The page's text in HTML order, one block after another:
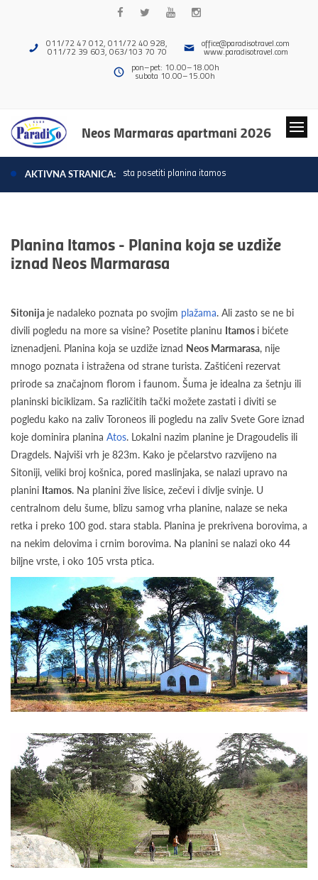
011/72 47 012, 011/72 40 928,
011/72 39 603, 063/103 70 70
office@paradisotravel.com
www.paradisotravel.com
pon–pet: 10.00–18.00h
subota 10.00–15.00h
Neos Marmaras apartmani 2026
AKTIVNA STRANICA: sta posetiti planina itamos
Planina Itamos - Planina koja se uzdiže
iznad Neos Marmarasa
Sitonija je nadaleko poznata po svojim plažama. Ali zasto se ne bi
divili pogledu na more sa visine? Posetite planinu Itamos i bićete
iznenadjeni. Planina koja se uzdiže iznad Neos Marmarasa, nije
mnogo poznata i istražena od strane turista. Zaštićeni rezervat
prirode sa značajnom florom i faunom. Šuma je idealna za šetnju ili
planinski biciklizam. Sa različitih tački možete zastati i diviti se
pogledu kako na zaliv Toroneos ili pogledu na zaliv Svete Gore iznad
koje dominira planina Atos. Lokalni nazim planine je Dragoudelis ili
Dragdels. Najviši vrh je 823m. Kako je pčelarstvo razvijeno na
Sitoniji, veliki broj košnica, pored maslinjaka, se nalazi upravo na
planini Itamos. Na planini žive lisice, zečevi i divlje svinje. U
centralnom delu šume, blizu samog vrha planine, nalaze se neka
retka i preko 100 god. stara stabla. Planina je prekrivena borovima, a
na nekim delovima i crnim borovima. Na planini se nalazi oko 44
biljne vrste, i oko 105 vrsta ptica.